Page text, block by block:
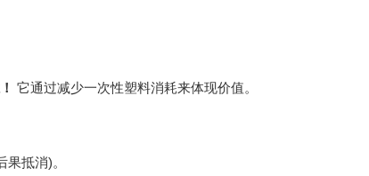
它通过减少一次性塑料消耗来体现价值。
抵消)。